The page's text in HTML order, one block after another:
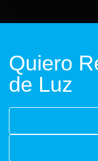
Quiero
de Luz